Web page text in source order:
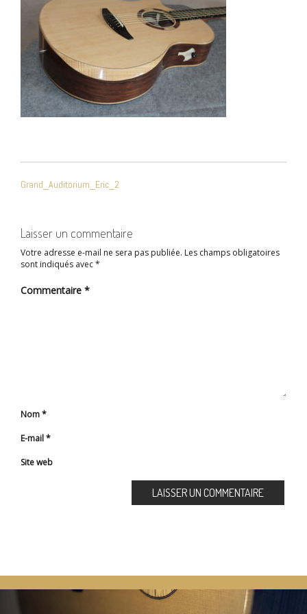
DE
Grand_Auditorium_Eric_2
Laisser un commentaire
Votre adresse e-mail ne sera pas publiée. Les champs obligatoires
sont indiqués avec*
Commentaire *
Nom*
E-mail*
Site web